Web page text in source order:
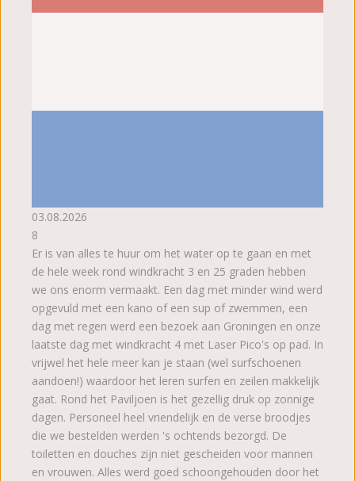
03.08.2026
8
Er is van alles te huur om het water op te gaan en met
de hele week rond windkracht 3 en 25 graden hebben
we ons enorm vermaakt. Een dag met minder wind werd
opgevuld met een kano of een sup of zwemmen, een
dag met regen werd een bezoek aan Groningen en onze
laatste dag met windkracht 4 met Laser Pico's op pad. In
vrijwel het hele meer kan je staan (wel surfschoenen
aandoen!) waardoor het leren surfen en zeilen makkelijk
gaat. Rond het Paviljoen is het gezellig druk op zonnige
dagen. Personeel heel vriendelijk en de verse broodjes
die we bestelden werden 's ochtends bezorgd. De
toiletten en douches zijn niet gescheiden voor mannen
en vrouwen. Alles werd goed schoongehouden door het